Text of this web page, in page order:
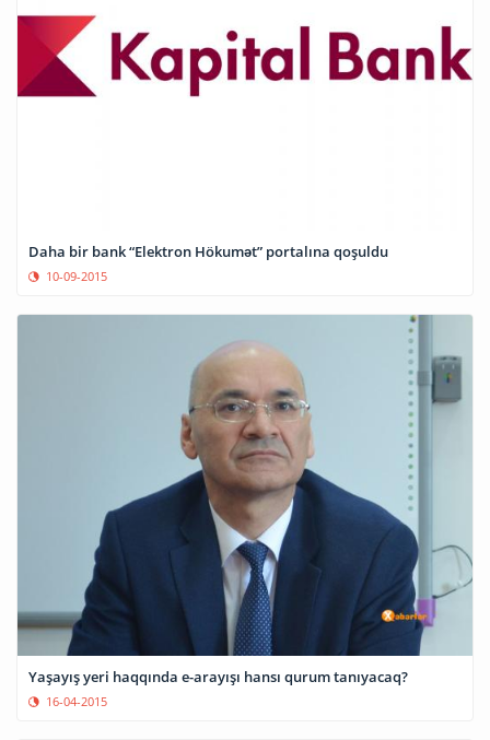
Daha bir bank “Elektron Hökumət” portalına qoşuldu
10-09-2015
Yaşayış yeri haqqında e-arayışı hansı qurum tanıyacaq?
16-04-2015